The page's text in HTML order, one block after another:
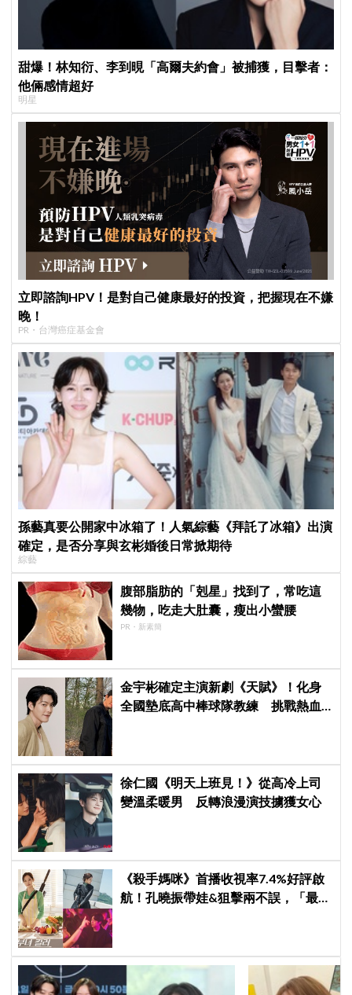
甜爆！林知衍、李到晛「高爾夫約會」被捕獲，目擊者：
他倆感情超好
明星
立即諮詢HPV！是對自己健康最好的投資，把握現在不嫌
晚！
PR・台灣癌症基金會
孫藝真要公開家中冰箱了！人氣綜藝《拜託了冰箱》出演
確定，是否分享與玄彬婚後日常掀期待
綜藝
腹部脂肪的「剋星」找到了，常吃這
幾物，吃走大肚囊，瘦出小蠻腰
PR・新素簡
金宇彬確定主演新劇《天賦》！化身
全國墊底高中棒球隊教練 挑戰熱血
徐仁國《明天上班見！》從高冷上司
變溫柔暖男 反轉浪漫演技擄獲女心
《殺手媽咪》首播收視率7.4%好評啟
航！孔曉振帶娃&狙擊兩不誤，「最狂